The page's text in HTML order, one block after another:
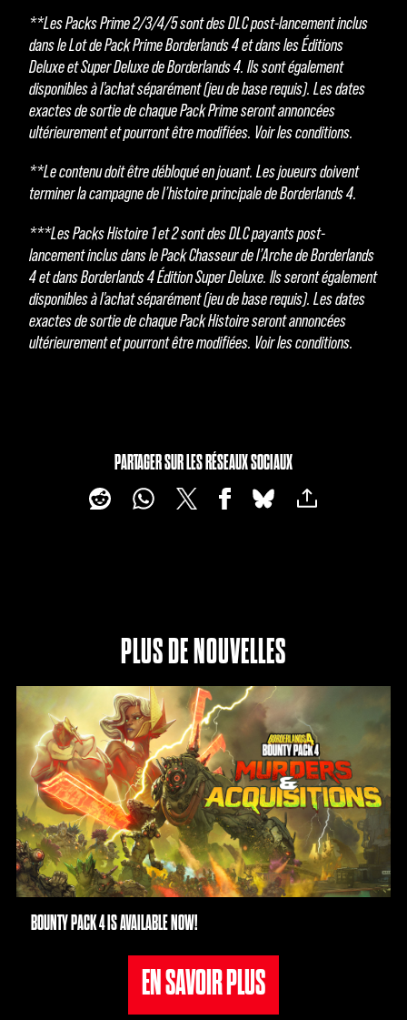
**Les Packs Prime 2/3/4/5 sont des DLC post-lancement inclus
dans le Lot de Pack Prime Borderlands 4 et dans les Éditions
Deluxe et Super Deluxe de Borderlands 4. Ils sont également
disponibles à l'achat séparément (jeu de base requis). Les dates
exactes de sortie de chaque Pack Prime seront annoncées
ultérieurement et pourront être modifiées. Voir les conditions.
**Le contenu doit être débloqué en jouant. Les joueurs doivent
terminer la campagne de l’histoire principale de Borderlands 4.
***Les Packs Histoire 1 et 2 sont des DLC payants post-
lancement inclus dans le Pack Chasseur de l’Arche de Borderlands
4 et dans Borderlands 4 Édition Super Deluxe. Ils seront également
disponibles à l'achat séparément (jeu de base requis). Les dates
exactes de sortie de chaque Pack Histoire seront annoncées
ultérieurement et pourront être modifiées. Voir les conditions.
PARTAGER SUR LES RÉSEAUX SOCIAUX
PLUS DE NOUVELLES
BOUNTY PACK 4 IS AVAILABLE NOW!
EN SAVOIR PLUS